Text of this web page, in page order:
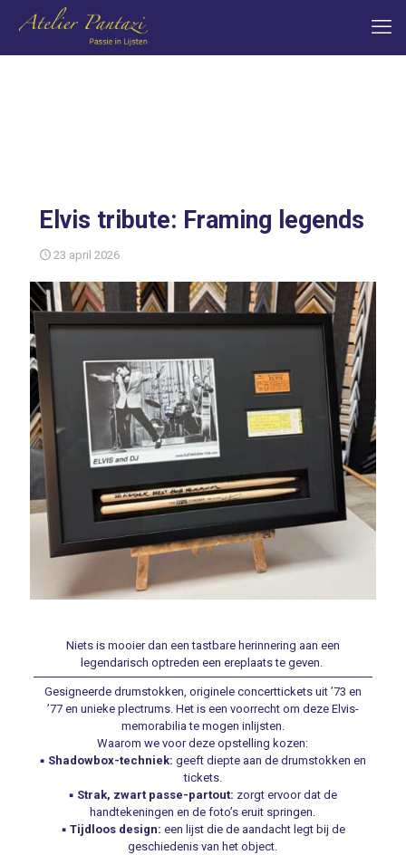
Elvis tribute: Framing legends
23 april 2026
Niets is mooier dan een tastbare herinnering aan een
legendarisch optreden een ereplaats te geven.
Gesigneerde drumstokken, originele concerttickets uit ’73 en
’77 en unieke plectrums. Het is een voorrecht om deze Elvis-
memorabilia te mogen inlijsten.
Waarom we voor deze opstelling kozen:
▪️ Shadowbox-techniek: geeft diepte aan de drumstokken en
tickets.
▪️ Strak, zwart passe-partout: zorgt ervoor dat de
handtekeningen en de foto’s eruit springen.
▪️ Tijdloos design: een lijst die de aandacht legt bij de
geschiedenis van het object.